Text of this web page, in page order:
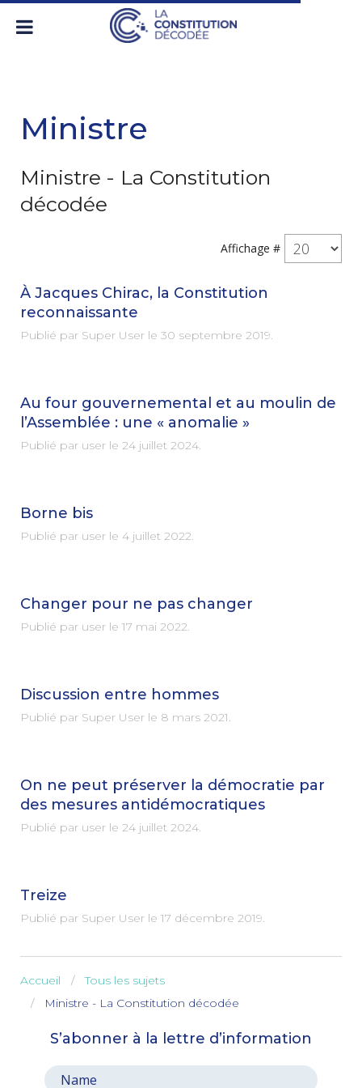
Ministre
Ministre - La Constitution
décodée
Affichage #
À Jacques Chirac, la Constitution
reconnaissante
Publié par Super User le 30 septembre 2019.
Au four gouvernemental et au moulin de
l’Assemblée : une « anomalie »
Publié par user le 24 juillet 2024.
Borne bis
Publié par user le 4 juillet 2022.
Changer pour ne pas changer
Publié par user le 17 mai 2022.
Discussion entre hommes
Publié par Super User le 8 mars 2021.
On ne peut préserver la démocratie par
des mesures antidémocratiques
Publié par user le 24 juillet 2024.
Treize
Publié par Super User le 17 décembre 2019.
Accueil
Tous les sujets
Ministre - La Constitution décodée
S’abonner à la lettre d’information